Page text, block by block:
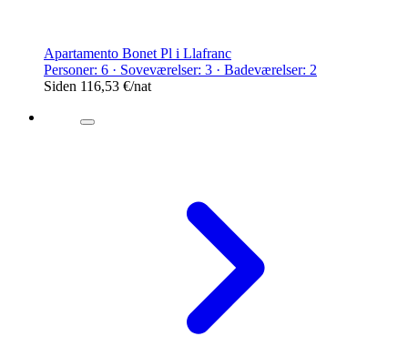
Apartamento Bonet Pl i Llafranc
Personer: 6 · Soveværelser: 3 · Badeværelser: 2
Siden 116,53 €/nat